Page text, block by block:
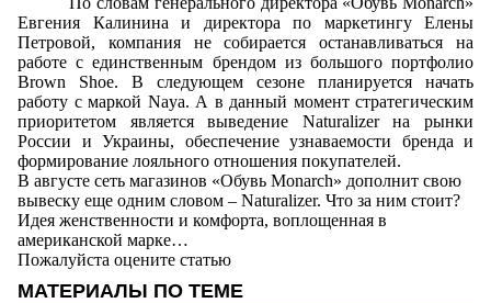
Евгения Калинина и директора по маркетингу Елены
Петровой, компания не собирается останавливаться на
работе с единственным брендом из большого портфолио
Brown
Shoe. В следующем сезоне планируется начать
работу с маркой Naya. А в данный момент стратегическим
приоритетом является выведение Naturalizerна рынки
России и Украины, обеспечение узнаваемости бренда и
формирование лояльного отношения покупателей.
В августе сеть магазинов «Обувь Monarch» дополнит свою
вывеску еще одним словом – Naturalizer. Что за ним стоит?
Идея женственности и комфорта, воплощенная в
американской марке…
Пожалуйста оцените статью
МАТЕРИАЛЫ ПО ТЕМЕ